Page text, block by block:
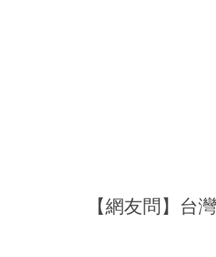
【網友問】台